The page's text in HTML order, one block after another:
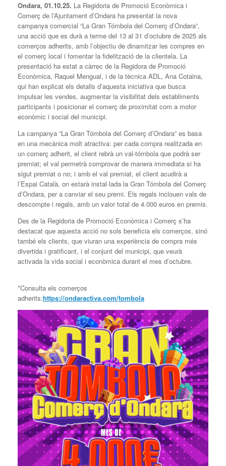
Ondara, 01.10.25. La Regidoria de Promoció Econòmica i
Comerç de l’Ajuntament d’Ondara ha presentat la nova
campanya comercial “La Gran Tómbola del Comerç d’Ondara”,
una acció que es durà a terme del 13 al 31 d’octubre de 2025 als
comerços adherits, amb l’objectiu de dinamitzar les compres en
el comerç local i fomentar la fidelització de la clientela. La
presentació ha estat a càrrec de la Regidora de Promoció
Econòmica, Raquel Mengual, i de la tècnica ADL, Ana Cotaina,
qui han explicat els detalls d’aquesta iniciativa que busca
impulsar les vendes, augmentar la visibilitat dels establiments
participants i posicionar el comerç de proximitat com a motor
econòmic i social del municipi.
La campanya “La Gran Tómbola del Comerç d’Ondara” es basa
en una mecànica molt atractiva: per cada compra realitzada en
un comerç adherit, el client rebrà un val-tómbola que podrà ser
premiat; el val permetrà comprovar de manera immediata si ha
sigut premiat o no; i amb el val premiat, el client acudirà a
l’Espai Català, on estarà instal·lada la Gran Tómbola del Comerç
d’Ondara, per a canviar el seu premi. Els regals inclouen vals de
descompte i regals, amb un valor total de 4.000 euros en premis.
Des de la Regidoria de Promoció Econòmica i Comerç s’ha
destacat que aquesta acció no sols beneficia els comerços, sinó
també els clients, que viuran una experiència de compra més
divertida i gratificant, i el conjunt del municipi, que veurà
activada la vida social i econòmica durant el mes d’octubre.
*Consulta els comerços
adherits:https://ondaractiva.com/tombola